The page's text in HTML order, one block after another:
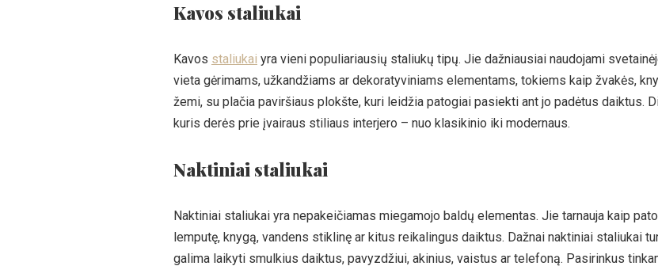
Kavos staliukai
Kavos staliukai yra vieni populiariausių staliukų tipų. Jie dažniausiai naudojami
vieta gėrimams, užkandžiams ar dekoratyviniams elementams, tokiems kaip žvakės,
žemi, su plačia paviršiaus plokšte, kuri leidžia patogiai pasiekti ant jo padėtus daiktus.
kuris derės prie įvairaus stiliaus interjero – nuo klasikinio iki modernaus.
Naktiniai staliukai
Naktiniai staliukai yra nepakeičiamas miegamojo baldų elementas. Jie tarnauja kaip
lemputę, knygą, vandens stiklinę ar kitus reikalingus daiktus. Dažnai naktiniai staliukai
galima laikyti smulkius daiktus, pavyzdžiui, akinius, vaistus ar telefoną. Pasirinkus